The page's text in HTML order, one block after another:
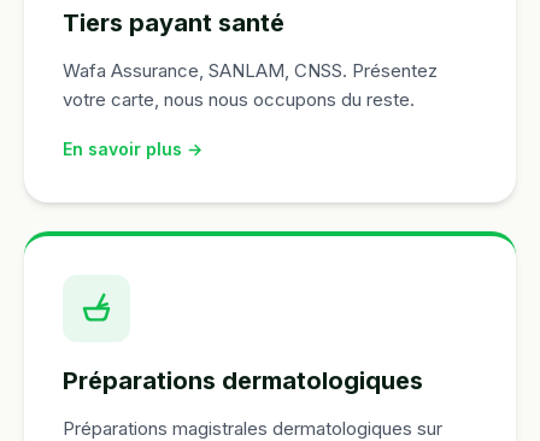
Tiers payant santé
Wafa Assurance, SANLAM, CNSS. Présentez
votre carte, nous nous occupons du reste.
En savoir plus →
Préparations dermatologiques
Préparations magistrales dermatologiques sur